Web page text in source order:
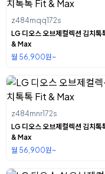
z484mqq172s
LG 디오스 오브제컬렉션 김치톡
& Max
월 56,900원~
z484mnr172s
LG 디오스 오브제컬렉션 김치톡
& Max
월 56,900원~